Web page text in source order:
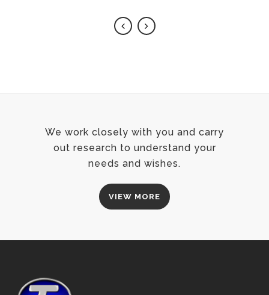
We work closely with you and carry
out research to understand your
needs and wishes.
VIEW MORE